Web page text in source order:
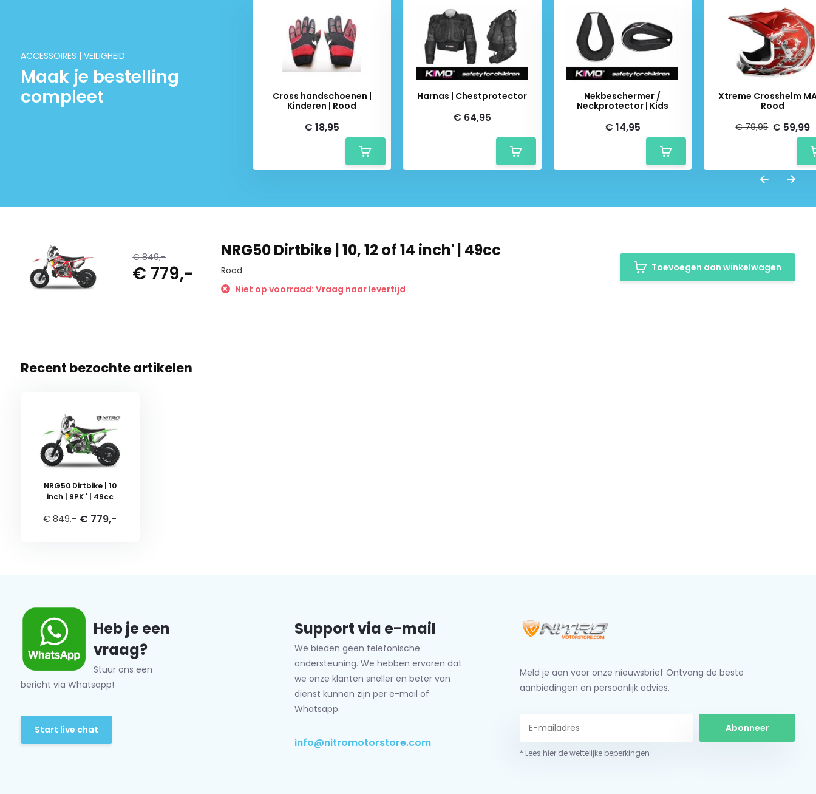
ACCESSOIRES | VEILIGHEID
Maak je bestelling
compleet
100% UV-
Cross handschoenen |
Kinderen | Rood
€ 18,95
Harnas | Chestprotector
€ 64,95
Nekbeschermer /
Neckprotector | Kids
€ 14,95
Xtreme Crosshelm MAT-
Rood
€ 79,95 € 59,99
€ 849,-
€ 779,-
NRG50 Dirtbike | 10, 12 of 14 inch' | 49cc
Rood
Niet op voorraad: Vraag naar levertijd
Toevoegen aan winkelwagen
Recent bezochte artikelen
NRG50 Dirtbike | 10
inch | 9PK ' | 49cc
€ 849,- € 779,-
Heb je een
vraag?
Stuur ons een
bericht via Whatsapp!
Start live chat
Support via e-mail
We bieden geen telefonische
ondersteuning. We hebben ervaren dat
we onze klanten sneller en beter van
dienst kunnen zijn per e-mail of
Whatsapp.
info@nitromotorstore.com
Meld je aan voor onze nieuwsbrief Ontvang de beste
aanbiedingen en persoonlijk advies.
Abonneer
* Lees hier de wettelijke beperkingen